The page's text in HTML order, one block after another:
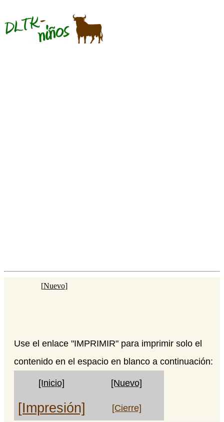
[Nuevo]
Use el enlace "IMPRIMIR" para imprimir solo el
contenido en el espacio en blanco a continuación:
[Inicio] [Nuevo]
[Impresión] [Cierre]